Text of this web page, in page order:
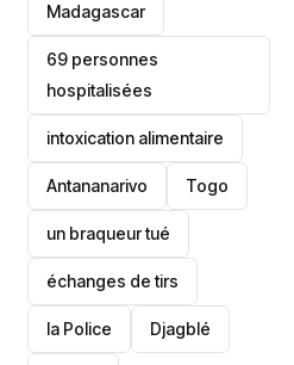
‎Madagascar
69 personnes
hospitalisées
intoxication alimentaire
Antananarivo ‎Togo
un braqueur tué
échanges de tirs
la Police Djagblé